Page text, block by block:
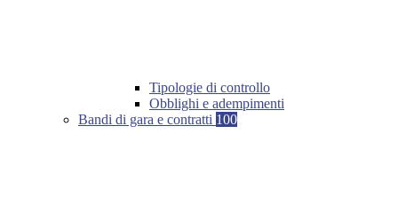
Tipologie di controllo
Obblighi e adempimenti
Bandi di gara e contratti 100